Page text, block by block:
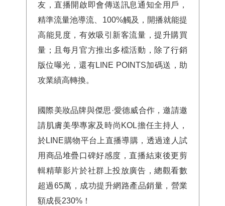
友，直播開啟即會傳送訊息通知全用戶，
精準流量池導流、100%觸及，開播就能提
高能見度，有效吸引新客流量，提升購買
量；且每月官方推出多檔活動，除了行銷
版位曝光，還有LINE POINTS加碼送，助
攻業績高轉換。
國際美妝品牌與傑思·愛德威合作，邀請邀
請肌膚美學專家及時尚KOL擔任主持人，
於LINE購物平台上直播導購，透過達人試
用商品堆疊口碑好感度，直播結束後更剪
輯精華影片於社群上投放廣告，總觀看數
超過65萬，成功提升網路產品銷量，營業
額成長230%！